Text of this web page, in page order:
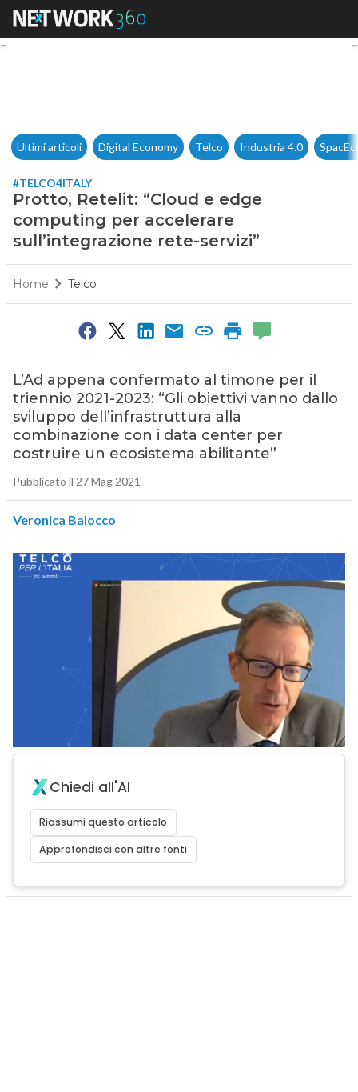
Protto, Retelit: “Cloud e
Ultimi articoli Digital Economy Telco Industria 4.0
#TELCO4ITALY
Protto, Retelit: “Cloud e edge
computing per accelerare
sull’integrazione rete-servizi”
Home Telco
L’Ad appena confermato al timone per il
triennio 2021-2023: “Gli obiettivi vanno dallo
sviluppo dell’infrastruttura alla
combinazione con i data center per
costruire un ecosistema abilitante”
Pubblicato il 27 Mag 2021
Veronica Balocco
Chiedi all'AI
Riassumi questo articolo
Approfondisci con altre fonti